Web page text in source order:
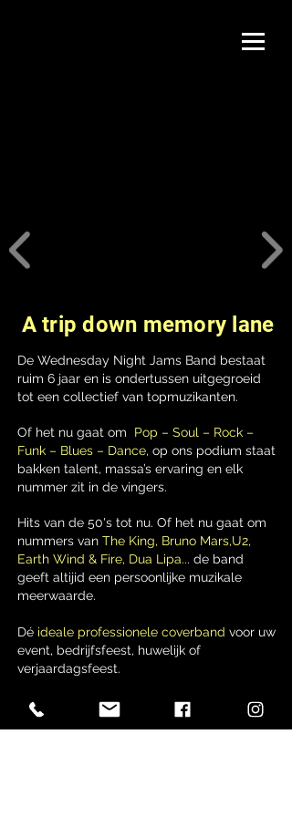
A trip down memory lane
De Wednesday Night Jams Band bestaat
ruim 6 jaar en is ondertussen uitgegroeid
tot een collectief van topmuzikanten.
Of het nu gaat om Pop – Soul – Rock –
Funk – Blues – Dance, op ons podium staat
bakken talent, massa’s ervaring en elk
nummer zit in de vingers.
Hits van de 50's tot nu. Of het nu gaat om
nummers van The King, Bruno Mars,U2,
Earth Wind & Fire, Dua Lipa... de band
geeft altijid een persoonlijke muzikale
meerwaarde.
Dé ideale professionele coverband voor uw
event, bedrijfsfeest, huwelijk of
verjaardagsfeest.
DE WEDNESDAY NIGHT